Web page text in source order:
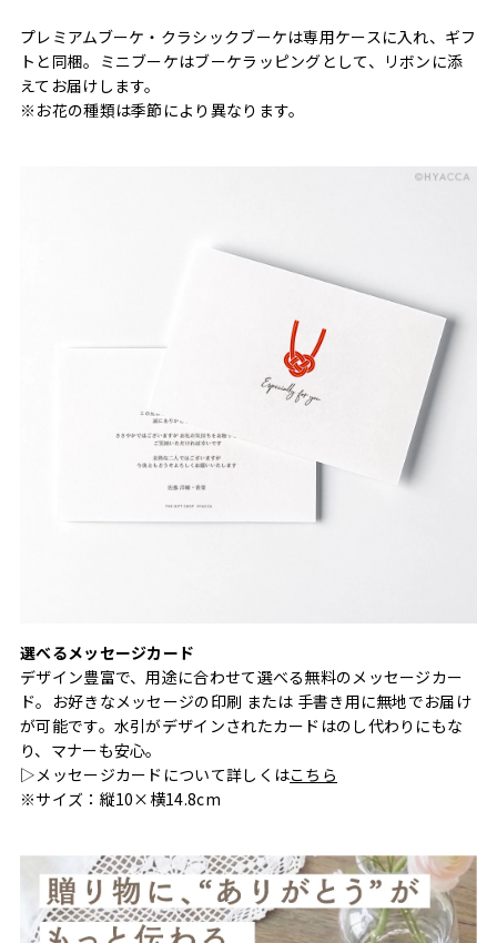
プレミアムブーケ・クラシックブーケは専用ケースに入れ、ギフ
トと同梱。ミニブーケはブーケラッピングとして、リボンに添
えてお届けします。
※お花の種類は季節により異なります。
選べるメッセージカード
デザイン豊富で、用途に合わせて選べる無料のメッセージカー
ド。お好きなメッセージの印刷 または 手書き用に無地でお届け
が可能です。水引がデザインされたカードはのし代わりにもな
り、マナーも安心。
▷メッセージカードについて詳しくはこちら
※サイズ：縦10×横14.8cm